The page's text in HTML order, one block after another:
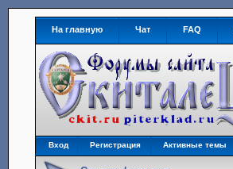
На главную Чат FAQ
Вход Регистрация Активные темы